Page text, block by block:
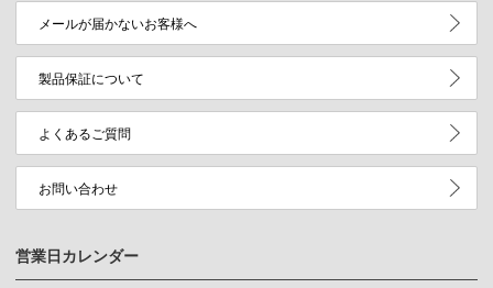
メールが届かないお客様へ
製品保証について
よくあるご質問
お問い合わせ
営業日カレンダー